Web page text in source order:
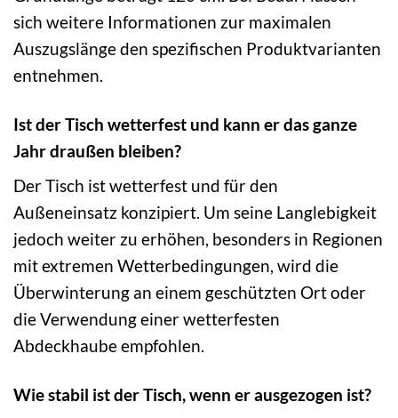
sich weitere Informationen zur maximalen
Auszugslänge den spezifischen Produktvarianten
entnehmen.
Ist der Tisch wetterfest und kann er das ganze
Jahr draußen bleiben?
Der Tisch ist wetterfest und für den
Außeneinsatz konzipiert. Um seine Langlebigkeit
jedoch weiter zu erhöhen, besonders in Regionen
mit extremen Wetterbedingungen, wird die
Überwinterung an einem geschützten Ort oder
die Verwendung einer wetterfesten
Abdeckhaube empfohlen.
Wie stabil ist der Tisch, wenn er ausgezogen ist?